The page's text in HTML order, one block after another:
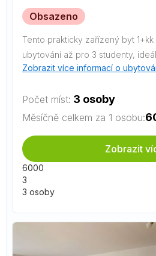
Obsazeno
Tento prakticky zařízený byt
ubytování až pro 3 studenty,
Zobrazit více informací o
Počet míst: 3 osoby
Měsíčně celkem za 1 osobu:
Zobrazit
6000
3
3 osoby